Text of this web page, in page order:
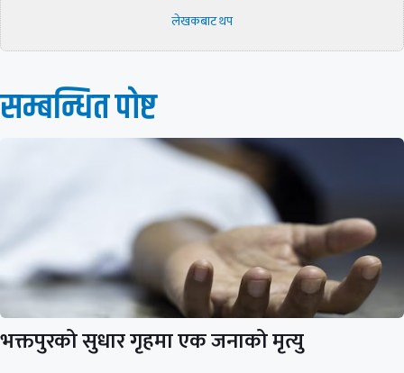
लेखकबाट थप
सम्बन्धित पाेष्ट
भक्तपुरको सुधार गृहमा एक जनाको मृत्यु